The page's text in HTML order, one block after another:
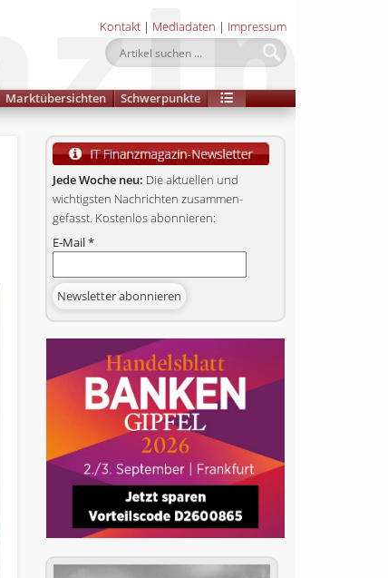
Kontakt | Mediadaten | Impressum
Marktübersichten Schwerpunkte
Jede Woche neu: Die aktuellen und
wichtigsten Nachrichten zusammen­
gefasst. Kostenlos abonnieren:
E-Mail*